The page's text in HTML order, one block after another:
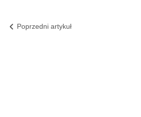
Poprzedni artykuł